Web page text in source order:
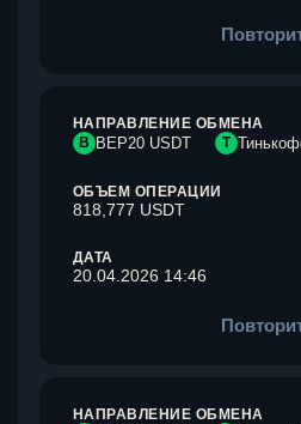
НАПРАВЛЕНИЕ ОБМЕНА
B BEP20 USDT Т
ОБЪЕМ ОПЕРАЦИИ
818,777 USDT
ДАТА
20.04.2026 14:46
НАПРАВЛЕНИЕ ОБМЕНА